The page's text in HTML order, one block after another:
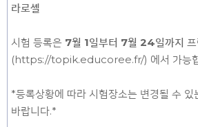
라로셸
시험 등록은 7월 1일부터 7월 24일까지
(https://topik.educoree.fr/) 에서 가능
*등록상황에 따라 시험장소는 변경될 수 있
바랍니다.*